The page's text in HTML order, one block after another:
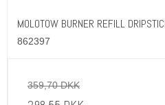
MOLOTOW BURNER REFILL
862397
359,70 DKK